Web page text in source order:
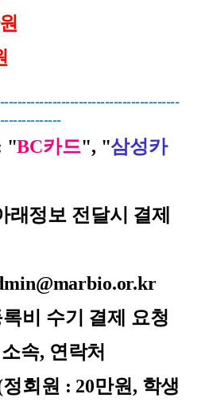
"BC카드", "삼성카
정보 전달시 결제
비 수기 결제 요청
속, 연락처
회원 : 20만원, 학생